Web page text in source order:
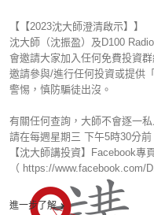
【【2023沈大師澄清啟示】】
沈大師（沈振盈）及D100
會邀請大家加入任何免費投資
邀請參與/進行任何投資或提供
警惕，慎防騙徒出沒。
有關任何查詢，大師不會逐一私
請在每週星期三 下午5時30分
【沈大師講投資】Facebook專
（ https://www.facebook.com/
進一步了解